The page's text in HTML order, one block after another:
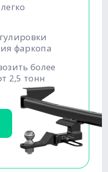
фаркопа
более
2,5 тонн